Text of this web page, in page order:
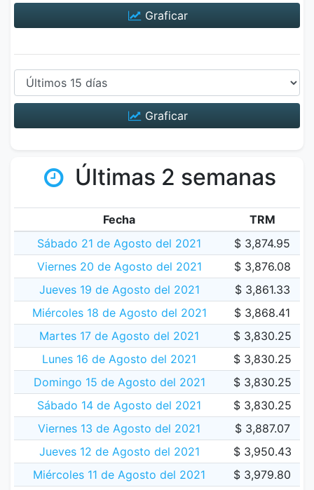
Graficar
Graficar
Últimas 2 semanas
Fecha
TRM
Sábado 21 de Agosto del 2021
$ 3,874.95
Viernes 20 de Agosto del 2021
$ 3,876.08
Jueves 19 de Agosto del 2021
$ 3,861.33
Miércoles 18 de Agosto del 2021
$ 3,868.41
Martes 17 de Agosto del 2021
$ 3,830.25
Lunes 16 de Agosto del 2021
$ 3,830.25
Domingo 15 de Agosto del 2021
$ 3,830.25
Sábado 14 de Agosto del 2021
$ 3,830.25
Viernes 13 de Agosto del 2021
$ 3,887.07
Jueves 12 de Agosto del 2021
$ 3,950.43
Miércoles 11 de Agosto del 2021
$ 3,979.80